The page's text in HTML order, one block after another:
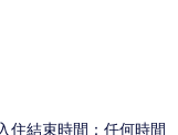
住結束時間：任何時間